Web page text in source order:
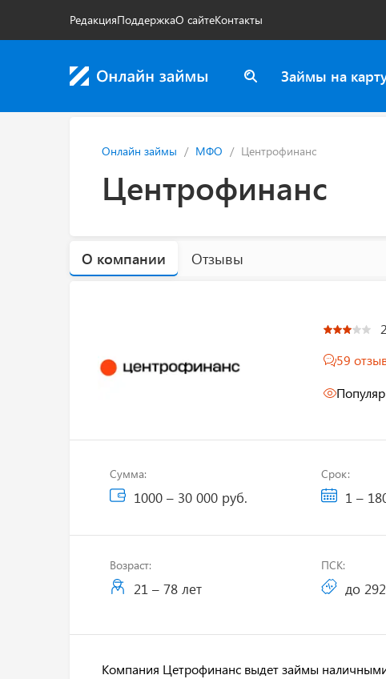
РедакцияПоддержкаО сайтеКонтакты
Займы на
Онлайн займы МФО Центрофинанс
Центрофинанс
О компании Отзывы
59
Сумма:
1000 – 30 000 руб.
Срок:
1 –
Возраст:
21 – 78 лет
ПСК:
до
Компания Цетрофинанс выдет займы